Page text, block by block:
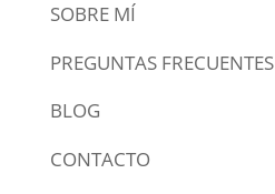
SOBRE MÍ
PREGUNTAS FRECUENTES
BLOG
CONTACTO